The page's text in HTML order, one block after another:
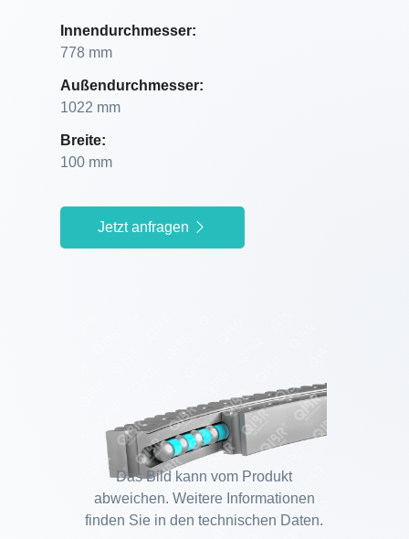
Innendurchmesser:
778 mm
Außendurchmesser:
1022 mm
Breite:
100 mm
Jetzt anfragen
Das Bild kann vom Produkt
abweichen. Weitere Informationen
finden Sie in den technischen Daten.